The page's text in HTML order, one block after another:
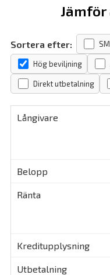
Sortera efter:
Hög beviljning
Direkt utbetalning